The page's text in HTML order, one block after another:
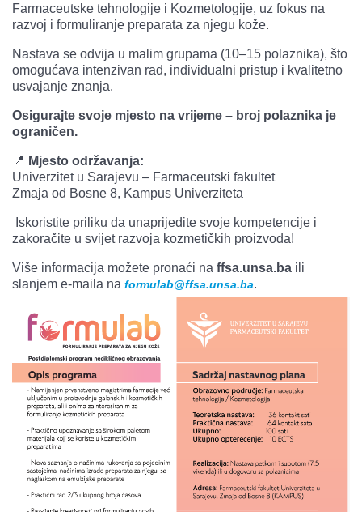
Farmaceutske tehnologije i Kozmetologije, uz fokus na
razvoj i formuliranje preparata za njegu kože.
Nastava se odvija u malim grupama (10–15 polaznika), što
omogućava intenzivan rad, individualni pristup i kvalitetno
usvajanje znanja.
Osigurajte svoje mjesto na vrijeme – broj polaznika je
ograničen.
📍 Mjesto održavanja:
Univerzitet u Sarajevu – Farmaceutski fakultet
Zmaja od Bosne 8, Kampus Univerziteta
Iskoristite priliku da unaprijedite svoje kompetencije i
zakoračite u svijet razvoja kozmetičkih proizvoda!
Više informacija možete pronaći na ffsa.unsa.ba ili
slanjem e-maila na formulab@ffsa.unsa.ba.